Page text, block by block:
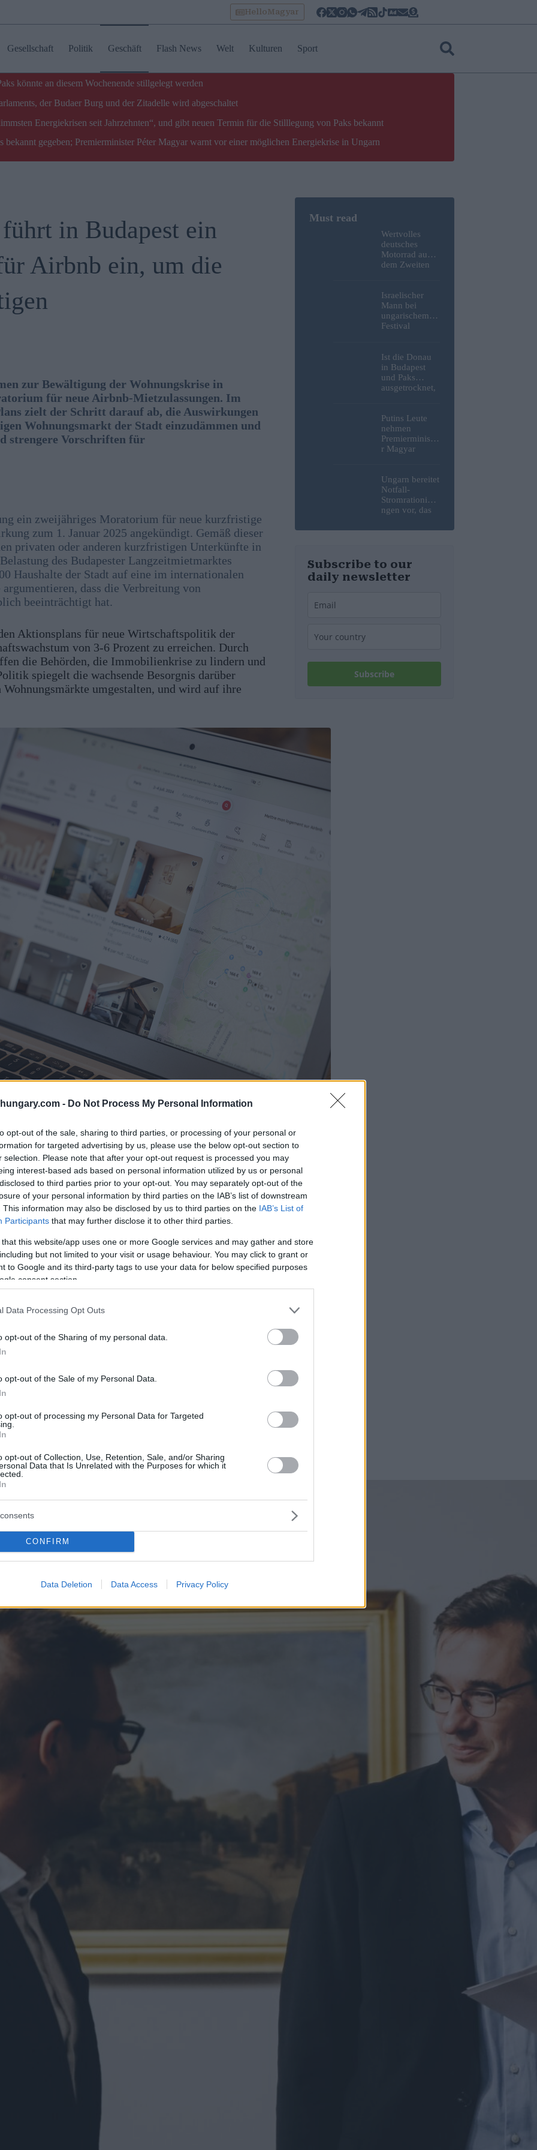
- Do Not Process My Personal Information
opt-out of the sale, sharing to third parties, or processing of your personal or
for targeted advertising by us, please use the below opt-out section to
selection. Please note that after your opt-out request is processed you may
interest-based ads based on personal information utilized by us or personal
to third parties prior to your opt-out. You may separately opt-out of the
of your personal information by third parties on the IAB’s list of downstream
This information may also be disclosed by us to third parties on the IAB’s List of
Participants that may further disclose it to other third parties.
that this website/app uses one or more Google services and may gather and store
but not limited to your visit or usage behaviour. You may click to grant or
to Google and its third-party tags to use your data for below specified purposes
consent section.
Data Processing Opt Outs
opt-out of the Sharing of my personal data.
opt-out of the Sale of my Personal Data.
opt-out of processing my Personal Data for Targeted
opt-out of Collection, Use, Retention, Sale, and/or Sharing
Data that Is Unrelated with the Purposes for which it
CONFIRM
Data Deletion Data Access Privacy Policy
HelloMagyar
Gesellschaft Politik Geschäft Flash News Welt Kulturen Sport
könnte an diesem Wochenende stillgelegt werden
der Budaer Burg und der Zitadelle wird abgeschaltet
Energiekrisen seit Jahrzehnten“, und gibt neuen Termin für die Stilllegung von Paks bekannt
gegeben; Premierminister Péter Magyar warnt vor einer möglichen Energiekrise in Ungarn
in Budapest ein
Airbnb ein, um die
zur Bewältigung der Wohnungskrise in
für neue Airbnb-Mietzulassungen. Im
zielt der Schritt darauf ab, die Auswirkungen
Wohnungsmarkt der Stadt einzudämmen und
strengere Vorschriften für
ein zweijähriges Moratorium für neue kurzfristige
zum 1. Januar 2025 angekündigt. Gemäß dieser
privaten oder anderen kurzfristigen Unterkünfte in
des Budapester Langzeitmietmarktes
Haushalte der Stadt auf eine im internationalen
dass die Verbreitung von
beeinträchtigt hat.
Aktionsplans für neue Wirtschaftspolitik der
von 3-6 Prozent zu erreichen. Durch
die Behörden, die Immobilienkrise zu lindern und
spiegelt die wachsende Besorgnis darüber
umgestalten, und wird auf ihre
der Steuern für Vermietungen vom Typ Airbnb in
pro Zimmer ab 2025 von 38.400 HUF (92,79 EUR)
die erste Anpassung seit sieben Jahren dar und
Vermietungen in der Hauptstadt Während
Budapester Wohnungsmarkt einen
gesehen, die derzeit als kurzfristige Vermietungen
teilweise auf diese Erweiterung zurück 40
dazu zu sagen?
Faktoren hervorgehoben, die zur
kommunale Mietwohnungen, unregulierter
ausländischer Käufer. Derzeit befinden sich nur 4
Zustand oder in getrennten Gebieten. Um
ein zweijähriges Moratorium für den
Wirtschaftsraums vor, das die
hinaus hat sich Karácsony für den Bau von
strengerer Vorschriften für Airbnb in
eingesetzt.
Wertvolles
deutsches
Motorrad aus
dem Zweiten
Überreste und
Sprengstoff aus
der Donau in
Budapest
Israelischer
Mann bei
ungarischem
Festival
Ist die Donau
in Budapest
und Paks
ausgetrocknet,
umgeleitet
haben?
Putins Leute
nehmen
Premierministe
r Magyar
verspotten
diesmal die
Energiekrise
und das Paks-
Ungarn bereitet
Notfall-
Stromrationieru
ngen vor, das
Paks könnte an
stillgelegt
werden
Subscribe to our
daily newsletter
Subscribe